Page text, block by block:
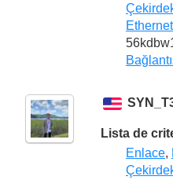
Ethernet
Lista de
Enlace,